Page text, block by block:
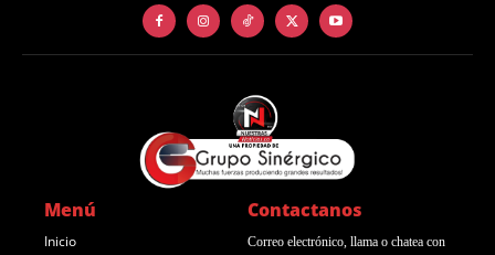
Menú
Inicio
Contactanos
Correo electrónico, llama o chatea con